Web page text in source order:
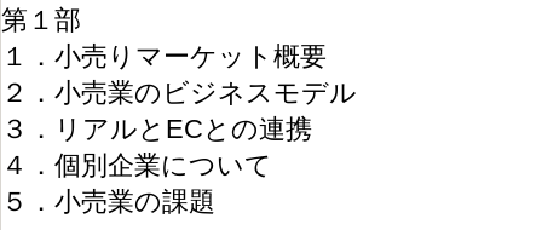
第１部
１．小売りマーケット概要
２．小売業のビジネスモデル
３．リアルとECとの連携
４．個別企業について
５．小売業の課題